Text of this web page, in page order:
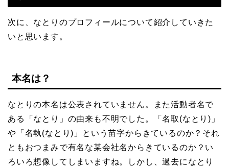
次に、なとりのプロフィールについて紹介していきた
いと思います。
本名は？
なとりの本名は公表されていません。また活動者名で
ある「なとり」の由来も不明でした。「名取(なとり)」
や「名執(なとり)」という苗字からきているのか？それ
ともおつまみで有名な某会社名からきているのか？い
ろいろ想像してしまいますね。しかし、過去になとり